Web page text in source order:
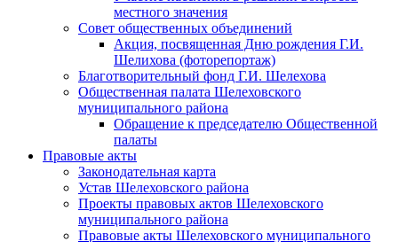
местного значения
Совет общественных объединений
Акция, посвященная Дню рождения Г.И.
Шелихова (фоторепортаж)
Благотворительный фонд Г.И. Шелехова
Общественная палата Шелеховского
муниципального района
Обращение к председателю Общественной
палаты
Правовые акты
Законодательная карта
Устав Шелеховского района
Проекты правовых актов Шелеховского
муниципального района
Правовые акты Шелеховского муниципального